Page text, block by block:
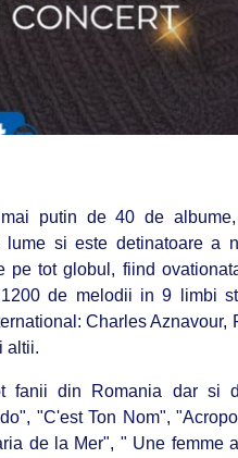
putin de 40 de
si este detinatoare a
pe tot globul, fiind
de melodii in 9 limbi
Charles Aznavour,
altii.
fanii din Romania dar si
"C'est Ton Nom",
de la Mer", " Une femme